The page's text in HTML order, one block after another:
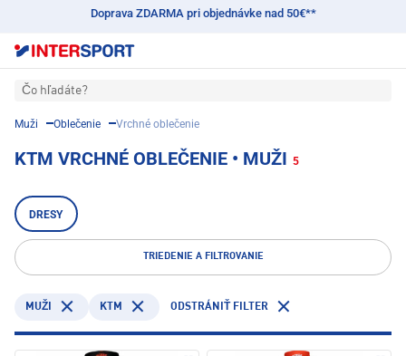
Doprava ZDARMA pri objednávke nad 50€**
Čo hľadáte?
Muži Oblečenie Vrchné oblečenie
KTM VRCHNÉ OBLEČENIE • MUŽI 5
DRESY
TRIEDENIE A FILTROVANIE
MUŽI KTM ODSTRÁNIŤ FILTER